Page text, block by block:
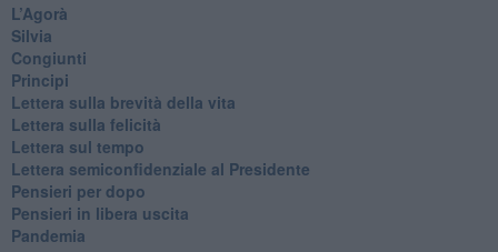
L’Agorà
Silvia
Congiunti
Principi
​Lettera sulla brevità della vita
​Lettera sulla felicità
​Lettera sul tempo
Lettera semiconfidenziale al Presidente
Pensieri per dopo
​Pensieri in libera uscita
Pandemia